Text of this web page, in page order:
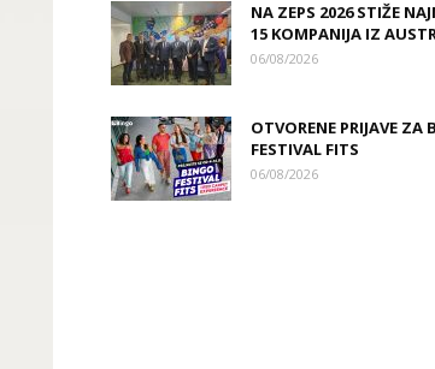
NA ZEPS 2026 STIŽE
15 KOMPANIJA IZ
06/08/2026
OTVORENE PRIJAVE ZA
FESTIVAL FITS
06/08/2026